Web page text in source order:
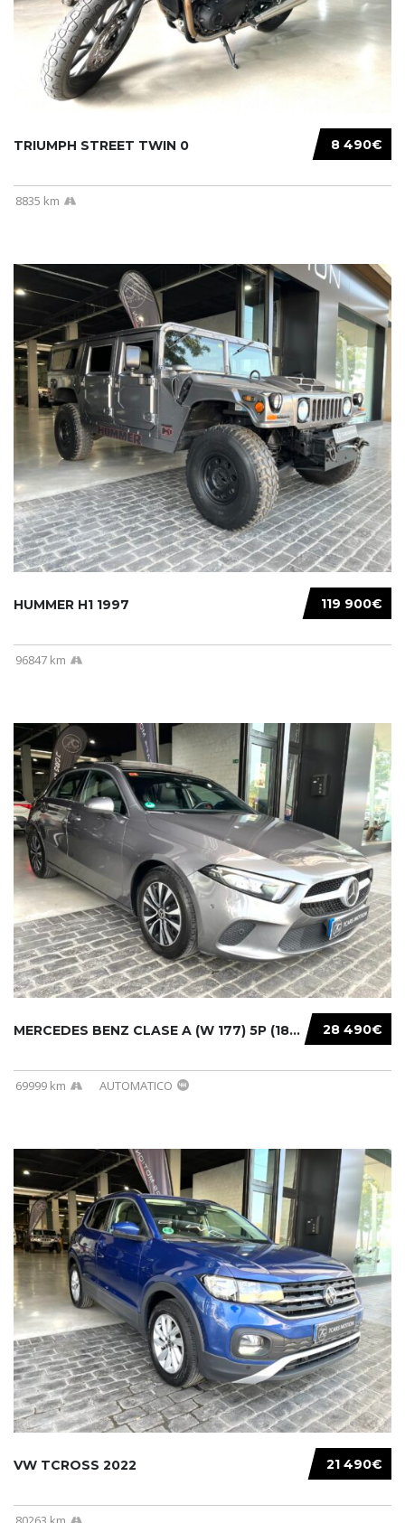
8 490€
TRIUMPH STREET TWIN 0
8835 km
119 900€
HUMMER H1 1997
96847 km
28 490€
MERCEDES BENZ CLASE A (W 177) 5P (18-) 2020....
69999 km AUTOMATICO
21 490€
VW TCROSS 2022